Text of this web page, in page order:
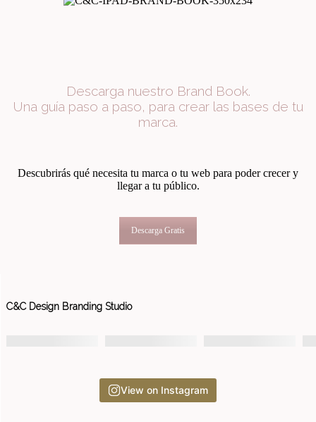
Descarga nuestro Brand Book.
Una guía paso a paso, para crear las bases de tu
marca.
Descubrirás qué necesita tu marca o tu web para poder crecer y
llegar a tu público.
Descarga Gratis
C&C Design Branding Studio
View on Instagram